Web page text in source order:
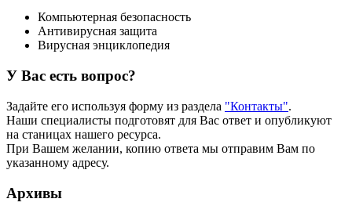
Компьютерная безопасность
Антивирусная защита
Вирусная энциклопедия
У Вас есть вопрос?
Задайте его используя форму из раздела "Контакты".
Наши специалисты подготовят для Вас ответ и опубликуют
на станицах нашего ресурса.
При Вашем желании, копию ответа мы отправим Вам по
указанному адресу.
Архивы